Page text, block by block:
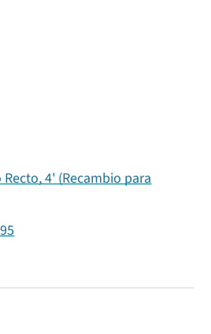
4' (Recambio para